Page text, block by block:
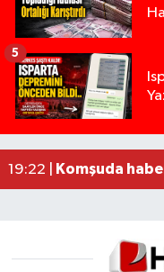
5
12:48 |Tur teknesi
02:26 |
19:22 |Komşuda
13:00 | Yığılca'da